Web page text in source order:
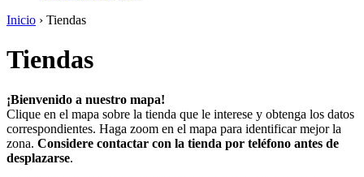
Inicio › Tiendas
Tiendas
¡Bienvenido a nuestro mapa!
Clique en el mapa sobre la tienda que le interese y obtenga los datos
correspondientes. Haga zoom en el mapa para identificar mejor la
zona. Considere contactar con la tienda por teléfono antes de
desplazarse.